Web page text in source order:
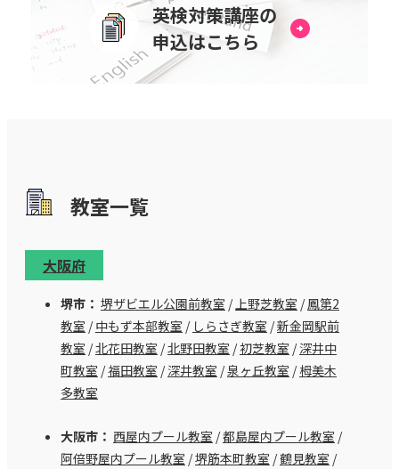
英検対策講座の
申込はこちら
教室⼀覧
大阪府
堺市： 堺ザビエル公園前教室 /上野芝教室 /鳳第2
教室 /中もず本部教室 / しらさぎ教室 /新金岡駅前
教室 /北花田教室 /北野田教室 /初芝教室 /深井中
町教室 /福田教室 /深井教室 /泉ヶ丘教室 /栂美木
多教室
大阪市： 西屋内プール教室 /都島屋内プール教室 /
阿倍野屋内プール教室 /堺筋本町教室 /鶴見教室 /